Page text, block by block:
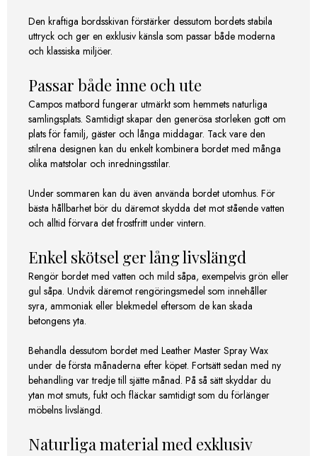
Den kraftiga bordsskivan förstärker dessutom bordets stabila
uttryck och ger en exklusiv känsla som passar både moderna
och klassiska miljöer.
Passar både inne och ute
Campos matbord fungerar utmärkt som hemmets naturliga
samlingsplats. Samtidigt skapar den generösa storleken gott om
plats för familj, gäster och långa middagar. Tack vare den
stilrena designen kan du enkelt kombinera bordet med många
olika matstolar och inredningsstilar.
Under sommaren kan du även använda bordet utomhus. För
bästa hållbarhet bör du däremot skydda det mot stående vatten
och alltid förvara det frostfritt under vintern.
Enkel skötsel ger lång livslängd
Rengör bordet med vatten och mild såpa, exempelvis grön eller
gul såpa. Undvik däremot rengöringsmedel som innehåller
syra, ammoniak eller blekmedel eftersom de kan skada
betongens yta.
Behandla dessutom bordet med Leather Master Spray Wax
under de första månaderna efter köpet. Fortsätt sedan med ny
behandling var tredje till sjätte månad. På så sätt skyddar du
ytan mot smuts, fukt och fläckar samtidigt som du förlänger
möbelns livslängd.
Naturliga material med exklusiv